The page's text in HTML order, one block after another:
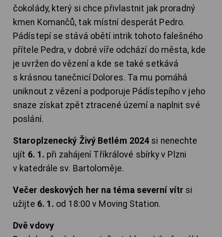
čokolády, který si chce přivlastnit jak proradný
kmen Komančů, tak místní desperát Pedro.
Pádístepí se stává obětí intrik tohoto falešného
přítele Pedra, v dobré víře odchází do města, kde
je uvržen do vězení a kde se také setkává
s krásnou tanečnicí Dolores. Ta mu pomáhá
uniknout z vězení a podporuje Pádístepího v jeho
snaze získat zpět ztracené území a naplnit své
poslání.
Staroplzenecký Živý Betlém 2024 si nenechte
ujít 6. 1. při zahájení Tříkrálové sbírky v Plzni
v katedrále sv. Bartoloměje.
Večer deskových her na téma severní vítr si
užijte 6. 1. od 18:00 v Moving Station.
Dvě vdovy